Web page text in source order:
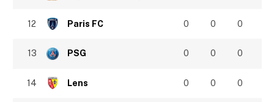
12 Paris FC 0 0 0
13 PSG 0 0 0
14 Lens 0 0 0